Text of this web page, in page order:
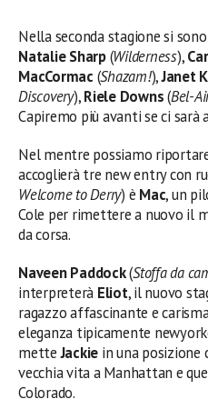
Nella seconda stagione si
Natalie Sharp(Wilderness),
MacCormac (Shazam!),Janet
Discovery),Riele Downs(Bel-
Capiremo più avanti se ci sarà
Nel mentre possiamo
accoglierà tre new entry con
Welcome to Derry) è Mac, un
Cole per rimettere a nuovo il
da corsa.
Naveen Paddock(Stoffa da
interpreterà Eliot, il nuovo
ragazzo affascinante e
eleganza tipicamente
metteJackie in una posizione
vecchia vita a Manhattan e
Colorado.